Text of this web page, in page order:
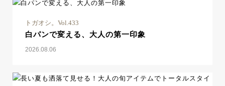
トガオシ。Vol.433
白パンで変える、大人の第一印象
2026.08.06